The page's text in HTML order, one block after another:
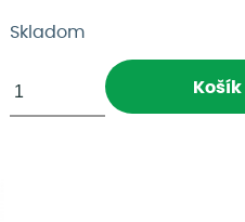
Skladom
Košík